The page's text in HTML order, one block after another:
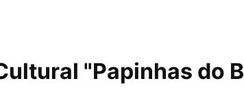
"Papinhas do